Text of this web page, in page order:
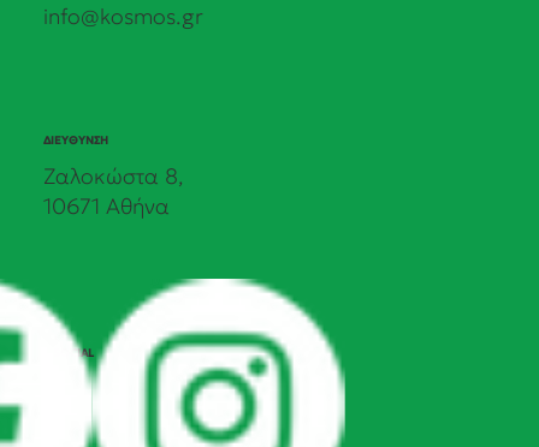
info@kosmos.gr
ΔΙΕΥΘΥΝΣΗ
Ζαλοκώστα 8,
10671 Αθήνα
SOCIAL